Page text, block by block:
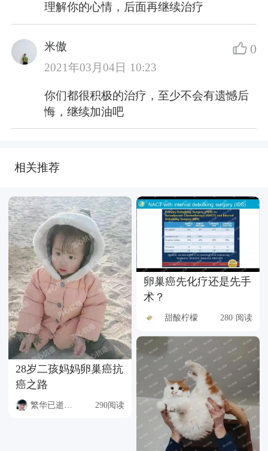
理解你的心情，后面再继续治疗
米傲
2021年03月04日 10:23
0
你们都很积极的治疗，至少不会有遗憾后
悔，继续加油吧
相关推荐
28岁二孩妈妈卵巢癌抗
癌之路
290阅读
卵巢癌先化疗还是先手
术？
甜酸柠檬 280 阅读